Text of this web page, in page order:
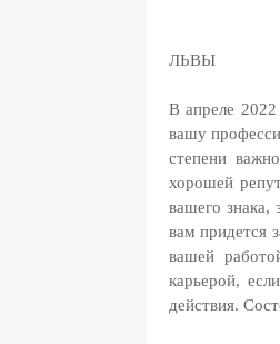
ЛЬВЫ
В апреле
вашу
степени
хорошей
вашего знака,
вам придется
вашей
карьерой,
действия.